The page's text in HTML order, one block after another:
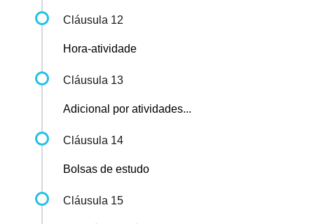
Cláusula 12
Hora-atividade
Cláusula 13
Adicional por atividades...
Cláusula 14
Bolsas de estudo
Cláusula 15